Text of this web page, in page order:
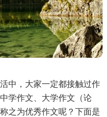
中，大家一定都接触过作
学作文、大学作文（论
之为优秀作文呢？下面是